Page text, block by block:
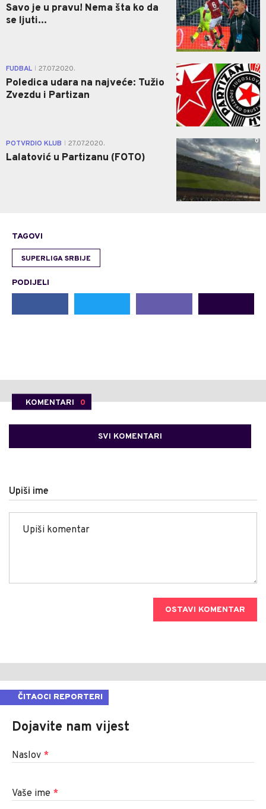
Savo je u pravu! Nema šta ko da
se ljuti...
FUDBAL 27.07.2020.
Poledica udara na najveće: Tužio
Zvezdu i Partizan
0
POTVRDIO KLUB 27.07.2020.
Lalatović u Partizanu (FOTO)
0
TAGOVI
SUPERLIGA SRBIJE
PODIJELI
KOMENTARI 0
SVI KOMENTARI
Upiši ime
OSTAVI KOMENTAR
ČITAOCI REPORTERI
Dojavite nam vijest
Naslov *
Vaše ime *